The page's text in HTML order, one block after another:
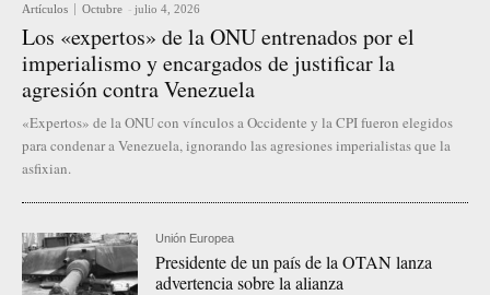
Artículos Octubre - julio 4, 2026
Los «expertos» de la ONU entrenados por el
imperialismo y encargados de justificar la
agresión contra Venezuela
«Expertos» de la ONU con vínculos a Occidente y la CPI fueron elegidos
para condenar a Venezuela, ignorando las agresiones imperialistas que la
asfixian.
Unión Europea
Presidente de un país de la OTAN lanza
advertencia sobre la alianza